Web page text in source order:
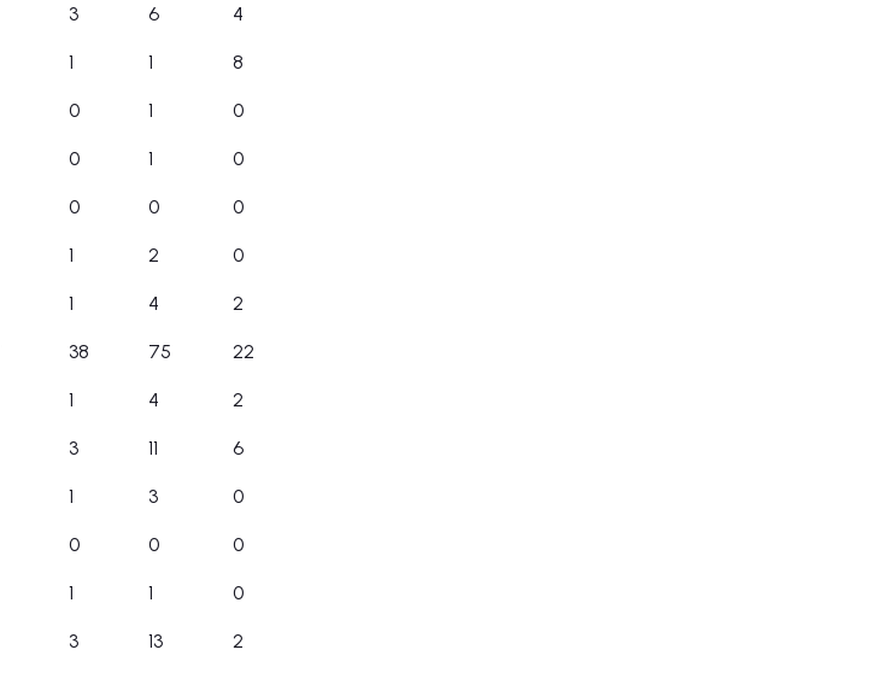
3 6 4
1 1 8
0 1 0
0 1 0
0 0 0
1 2 0
1 4 2
38 75 22
1 4 2
3 11 6
1 3 0
0 0 0
1 1 0
3 13 2